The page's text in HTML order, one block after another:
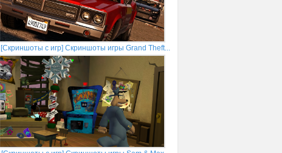
[Скриншоты с игр] Скриншоты игры Grand Theft...